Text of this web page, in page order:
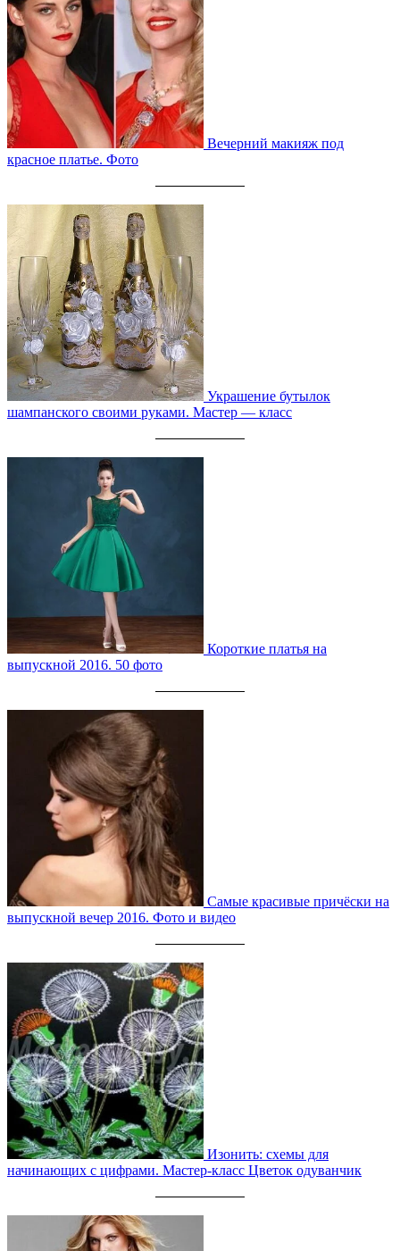
Вечерний макияж под
красное платье. Фото
Украшение бутылок
шампанского своими руками. Мастер — класс
Короткие платья на
выпускной 2016. 50 фото
Самые красивые причёски на
выпускной вечер 2016. Фото и видео
Изонить: схемы для
начинающих с цифрами. Мастер-класс Цветок одуванчик